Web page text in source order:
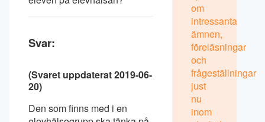
Svar:
(Svaret uppdaterat 2019-06-
20)
Den som finns med i en
om
intressanta
ämnen,
föreläsningar
och
frågeställningar
just
nu
inom